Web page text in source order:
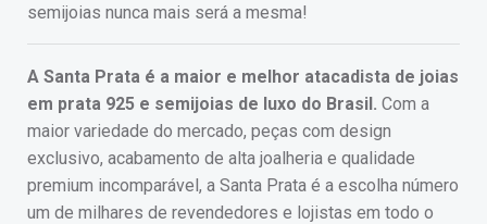
semijoias nunca mais será a mesma!
A Santa Prata é a maior e melhor atacadista de joias
em prata 925 e semijoias de luxo do Brasil. Com a
maior variedade do mercado, peças com design
exclusivo, acabamento de alta joalheria e qualidade
premium incomparável, a Santa Prata é a escolha número
um de milhares de revendedores e lojistas em todo o